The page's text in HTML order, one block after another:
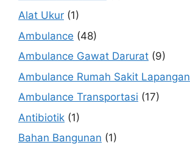
Alat Ukur (1)
Ambulance (48)
Ambulance Gawat Darurat (9)
Ambulance Rumah Sakit Lapangan
Ambulance Transportasi (17)
Antibiotik (1)
Bahan Bangunan (1)